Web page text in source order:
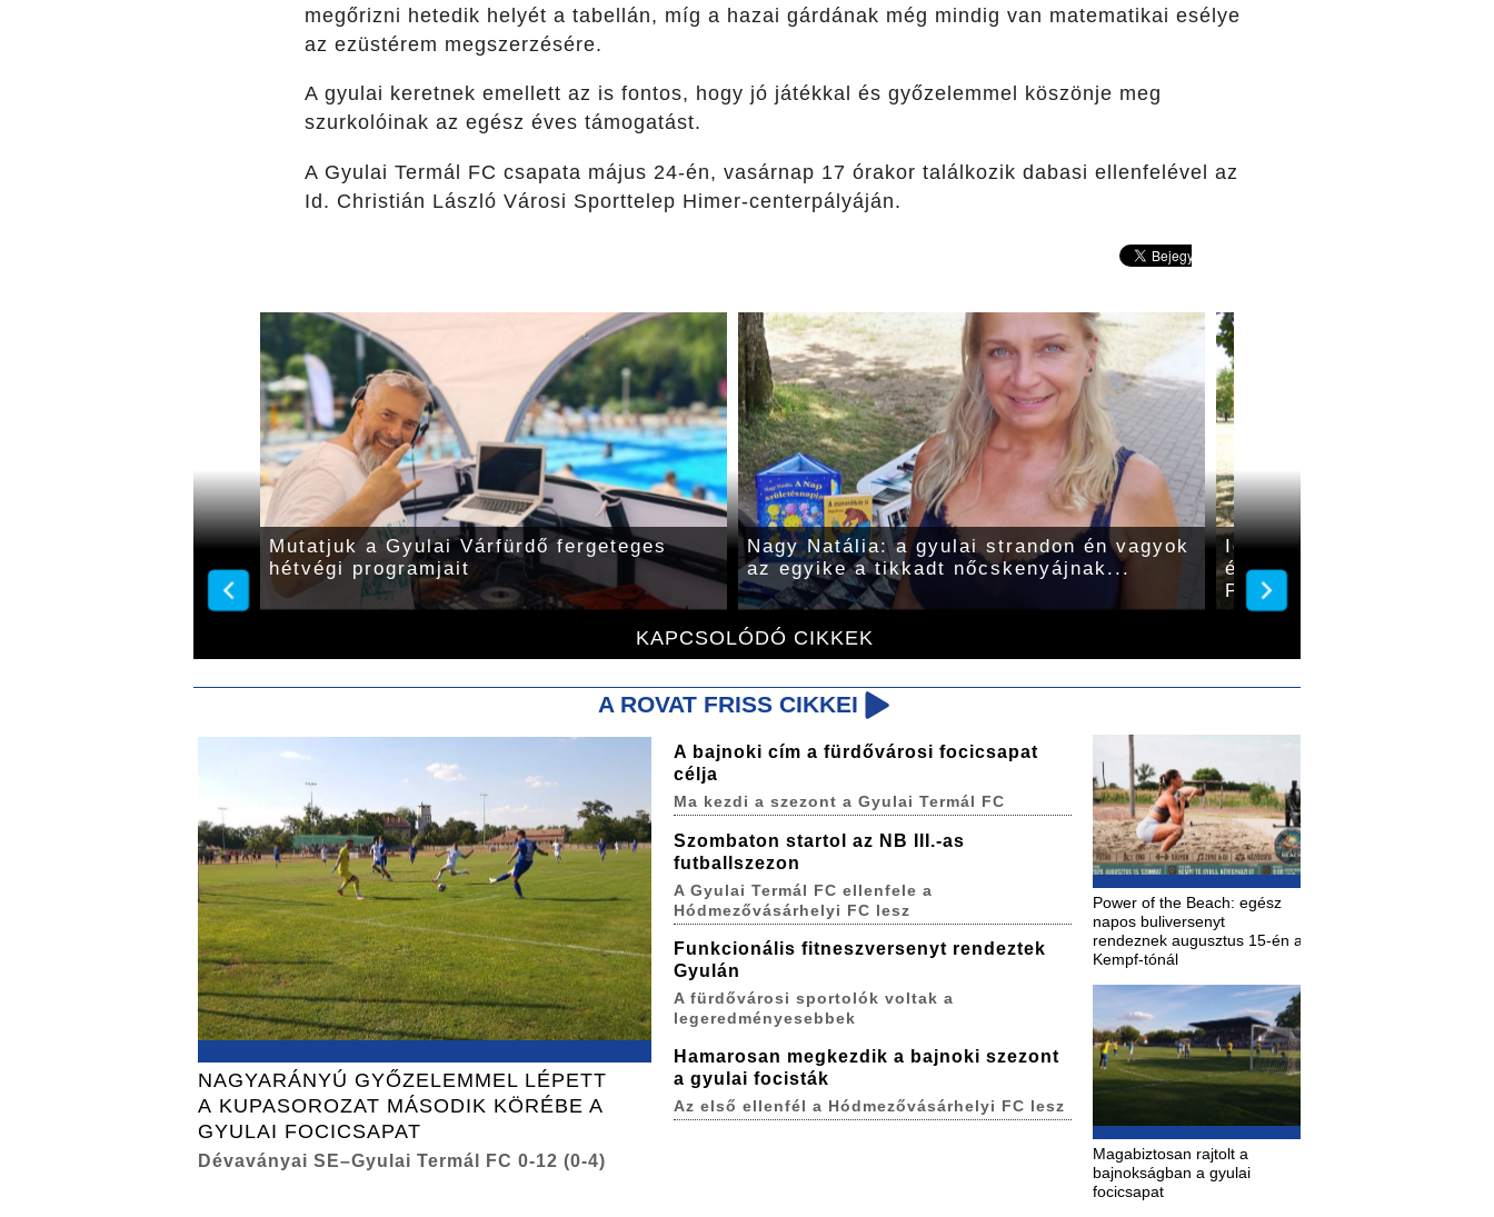
megőrizni hetedik helyét a tabellán, míg a hazai gárdának még mindig van matematikai esélye
az ezüstérem megszerzésére.
A gyulai keretnek emellett az is fontos, hogy jó játékkal és győzelemmel köszönje meg
szurkolóinak az egész éves támogatást.
A Gyulai Termál FC csapata május 24-én, vasárnap 17 órakor találkozik dabasi ellenfelével az
Id. Christián László Városi Sporttelep Himer-centerpályáján.
KAPCSOLÓDÓ CIKKEK
Mutatjuk a Gyulai Várfürdő fergeteges
hétvégi programjait
Nagy Natália: a gyulai strandon én vagyok
az egyike a tikkadt nőcskenyájnak...
Idén is ingyenes
érdeklődőket a
Pikniken
A ROVAT FRISS CIKKEI
NAGYARÁNYÚ GYŐZELEMMEL LÉPETT
A KUPASOROZAT MÁSODIK KÖRÉBE A
GYULAI FOCICSAPAT
Dévaványai SE–Gyulai Termál FC 0-12 (0-4)
Power of the Beach: egész
napos buliversenyt
rendeznek augusztus 15-én a
Kempf-tónál
Magabiztosan rajtolt a
bajnokságban a gyulai
focicsapat
A bajnoki cím a fürdővárosi focicsapat
célja
Ma kezdi a szezont a Gyulai Termál FC
Szombaton startol az NB III.-as
futballszezon
A Gyulai Termál FC ellenfele a
Hódmezővásárhelyi FC lesz
Funkcionális fitneszversenyt rendeztek
Gyulán
A fürdővárosi sportolók voltak a
legeredményesebbek
Hamarosan megkezdik a bajnoki szezont
a gyulai focisták
Az első ellenfél a Hódmezővásárhelyi FC lesz